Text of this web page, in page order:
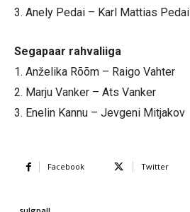
3. Anely Pedai – Karl Mattias Pedai
Segapaar rahvaliiga
1. Anželika Rõõm – Raigo Vahter
2. Marju Vanker – Ats Vanker
3. Enelin Kannu – Jevgeni Mitjakov
Facebook Twitter